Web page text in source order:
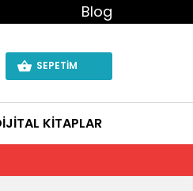
Blog
SEPETİM
KİTAPLAR